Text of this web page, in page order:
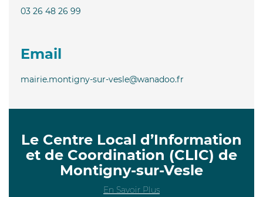
03 26 48 26 99
Email
mairie.montigny-sur-vesle@wanadoo.fr
Le Centre Local d’Information
et de Coordination (CLIC) de
Montigny-sur-Vesle
En Savoir Plus